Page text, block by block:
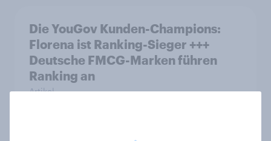
Die YouGov Kunden-Champions:
Florena ist Ranking-Sieger +++
Deutsche FMCG-Marken führen
Ranking an
Artikel